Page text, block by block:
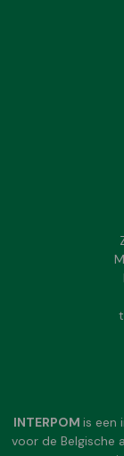
INTERPOM is een
voor de Belgische